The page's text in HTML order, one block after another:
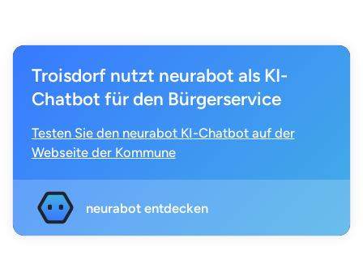
Troisdorfnutzt neurabot als KI-
Chatbot für den Bürgerservice
Testen Sie den neurabot KI-Chatbot auf der
Webseite der Kommune
neurabot entdecken